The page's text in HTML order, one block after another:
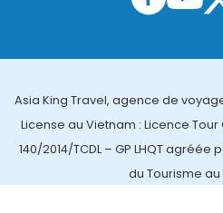
Asia King Travel, agence de
License au Vietnam : Licence
140/2014/TCDL – GP LHQT
du Tourisme au